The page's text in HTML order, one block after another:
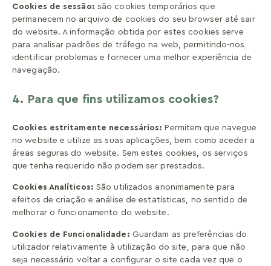
Cookies de sessão: são cookies temporários que
permanecem no arquivo de cookies do seu browser até sair
do website. A informação obtida por estes cookies serve
para analisar padrões de tráfego na web, permitindo-nos
identificar problemas e fornecer uma melhor experiência de
navegação.
4. Para que fins utilizamos cookies?
Cookies estritamente necessários:Permitem que navegue
no website e utilize as suas aplicações, bem como aceder a
áreas seguras do website. Sem estes cookies, os serviços
que tenha requerido não podem ser prestados.
Cookies Analíticos: São utilizados anonimamente para
efeitos de criação e análise de estatísticas, no sentido de
melhorar o funcionamento do website.
Cookies de Funcionalidade: Guardam as preferências do
utilizador relativamente à utilização do site, para que não
seja necessário voltar a configurar o site cada vez que o